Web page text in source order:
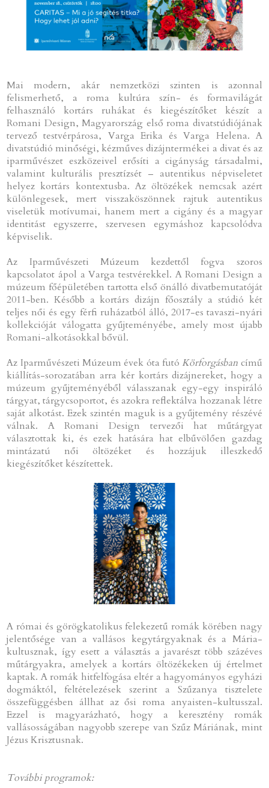
Mai modern, akár nemzetközi szinten is azonnal
felismerhető, a roma kultúra szín- és formavilágát
felhasználó kortárs ruhákat és kiegészítőket készít a
Romani Design, Magyarország első roma divatstúdiójának
tervező testvérpárosa, Varga Erika és Varga Helena. A
divatstúdió minőségi, kézműves dizájntermékei a divat és az
iparművészet eszközeivel erősíti a cigányság társadalmi,
valamint kulturális presztízsét – autentikus népviseletet
helyez kortárs kontextusba. Az öltözékek nemcsak azért
különlegesek, mert visszaköszönnek rajtuk autentikus
viseletük motívumai, hanem mert a cigány és a magyar
identitást egyszerre, szervesen egymáshoz kapcsolódva
képviselik.
Az Iparművészeti Múzeum kezdettől fogva szoros
kapcsolatot ápol a Varga testvérekkel. A Romani Design a
múzeum főépületében tartotta első önálló divatbemutatóját
2011-ben. Később a kortárs dizájn főosztály a stúdió két
teljes női és egy férfi ruházatból álló, 2017-es tavaszi-nyári
kollekcióját válogatta gyűjteményébe, amely most újabb
Romani-alkotásokkal bővül.
Az Iparművészeti Múzeum évek óta futóKörforgásban című
kiállítás-sorozatában arra kér kortárs dizájnereket, hogy a
múzeum gyűjteményéből válasszanak egy-egy inspiráló
tárgyat, tárgycsoportot, és azokra reflektálva hozzanak létre
saját alkotást. Ezek szintén maguk is a gyűjtemény részévé
válnak. A Romani Design tervezői hat műtárgyat
választottak ki, és ezek hatására hat elbűvölően gazdag
mintázatú női öltözéket és hozzájuk illeszkedő
kiegészítőket készítettek.
A római és görögkatolikus felekezetű romák körében nagy
jelentősége van a vallásos kegytárgyaknak és a Mária-
kultusznak, így esett a választás a javarészt több százéves
műtárgyakra, amelyek a kortárs öltözékeken új értelmet
kaptak. A romák hitfelfogása eltér a hagyományos egyházi
dogmáktól, feltételezések szerint a Szűzanya tisztelete
összefüggésben állhat az ősi roma anyaisten-kultusszal.
Ezzel is magyarázható, hogy a keresztény romák
vallásosságában nagyobb szerepe van Szűz Máriának, mint
Jézus Krisztusnak.
További programok: